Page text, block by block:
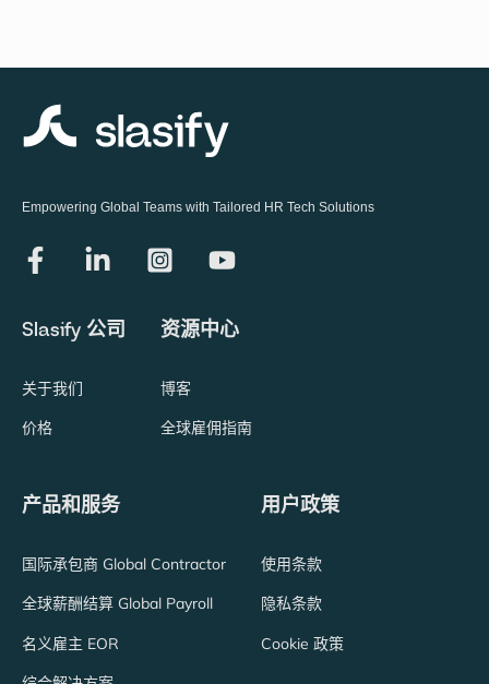
Empowering Global Teams with Tailored HR Tech Solutions
Slasify 公司
关于我们
价格
资源中心
博客
全球雇佣指南
产品和服务
国际承包商 Global Contractor
全球薪酬结算 Global Payroll
名义雇主 EOR
用户政策
使用条款
隐私条款
Cookie 政策